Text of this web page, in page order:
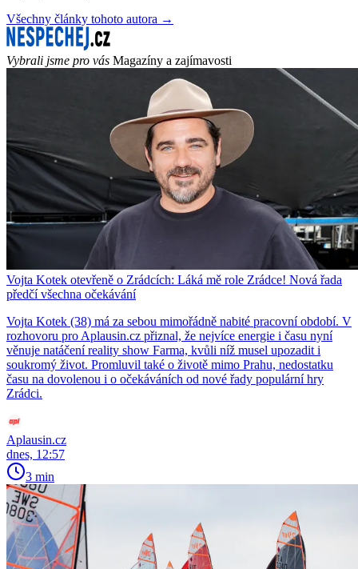
Všechny články tohoto autora →
Vybrali jsme pro vás Magazíny a zajímavosti
Vojta Kotek otevřeně o Zrádcích: Láká mě role Zrádce! Nová řada
předčí všechna očekávání
Vojta Kotek (38) má za sebou mimořádně nabité pracovní období. V
rozhovoru pro Aplausin.cz přiznal, že nejvíce energie i času nyní
věnuje natáčení reality show Farma, kvůli níž musel upozadit i
soukromý život. Promluvil také o životě mimo Prahu, nedostatku
času na dovolenou i o očekáváních od nové řady populární hry
Zrádci.
Aplausin.cz
dnes, 12:57
3 min